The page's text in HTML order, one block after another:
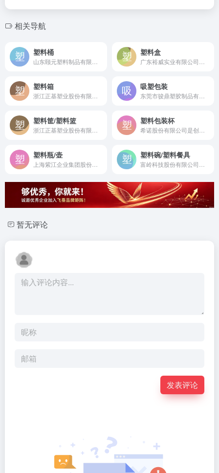
相关导航
塑料桶 塑料盒
塑料箱 吸塑包装
塑料筐/塑料篮 塑料包装杯
塑料瓶/壶 塑料碗/塑料餐具
暂无评论
发表评论